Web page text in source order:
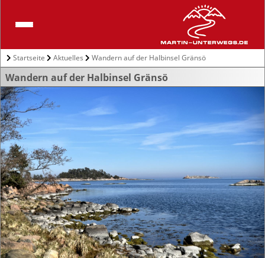
Startseite Aktuelles Wandern auf der Halbinsel Gränsö
Wandern auf der Halbinsel Gränsö